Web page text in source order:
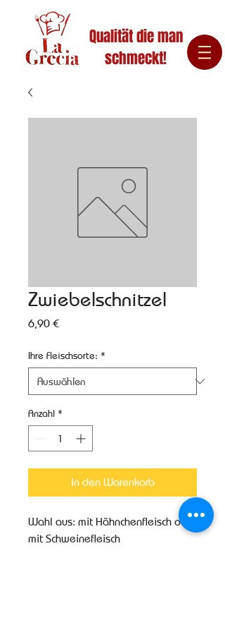
Qualität die man
schmeckt!
Zwiebelschnitzel
6,90 €Preis
Ihre Fleischsorte: *
Anzahl *
In den Warenkorb
Wahl aus: mit Hähnchenfleisch oder
mit Schweinefleisch